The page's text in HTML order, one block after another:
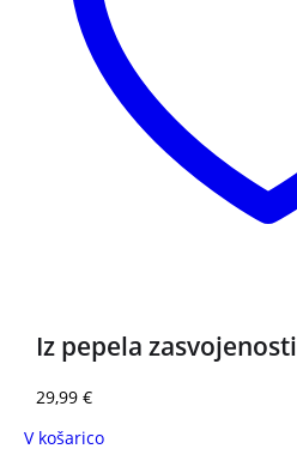
Iz pepela zasvojenosti
29,99 €
V košarico